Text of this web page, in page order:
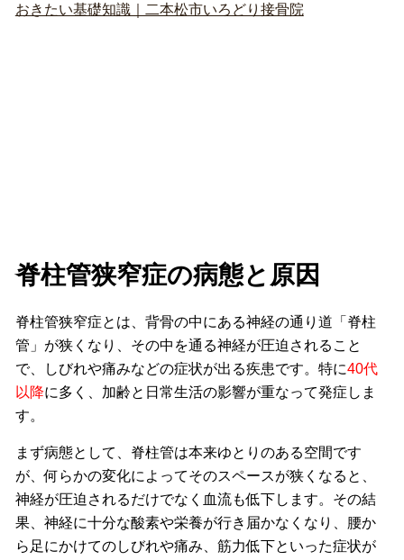
おきたい基礎知識｜二本松市いろどり接骨院
脊柱管狭窄症の病態と原因
脊柱管狭窄症とは、背骨の中にある神経の通り道「脊柱
管」が狭くなり、その中を通る神経が圧迫されること
で、しびれや痛みなどの症状が出る疾患です。特に40代
以降に多く、加齢と日常生活の影響が重なって発症しま
す。
まず病態として、脊柱管は本来ゆとりのある空間です
が、何らかの変化によってそのスペースが狭くなると、
神経が圧迫されるだけでなく血流も低下します。その結
果、神経に十分な酸素や栄養が行き届かなくなり、腰か
ら足にかけてのしびれや痛み、筋力低下といった症状が